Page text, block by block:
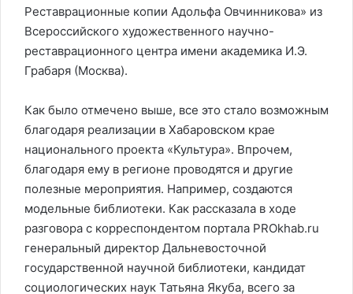
Реставрационные копии Адольфа Овчинникова» из
Всероссийского художественного научно-
реставрационного центра имени академика И.Э.
Грабаря (Москва).
Как было отмечено выше, все это стало возможным
благодаря реализации в Хабаровском крае
национального проекта «Культура». Впрочем,
благодаря ему в регионе проводятся и другие
полезные мероприятия. Например, создаются
модельные библиотеки. Как рассказала в ходе
разговора с корреспондентом портала PROkhab.ru
генеральный директор Дальневосточной
государственной научной библиотеки, кандидат
социологических наук Татьяна Якуба, всего за